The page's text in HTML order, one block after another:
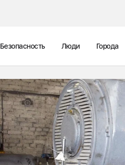
Безопасность Люди Города